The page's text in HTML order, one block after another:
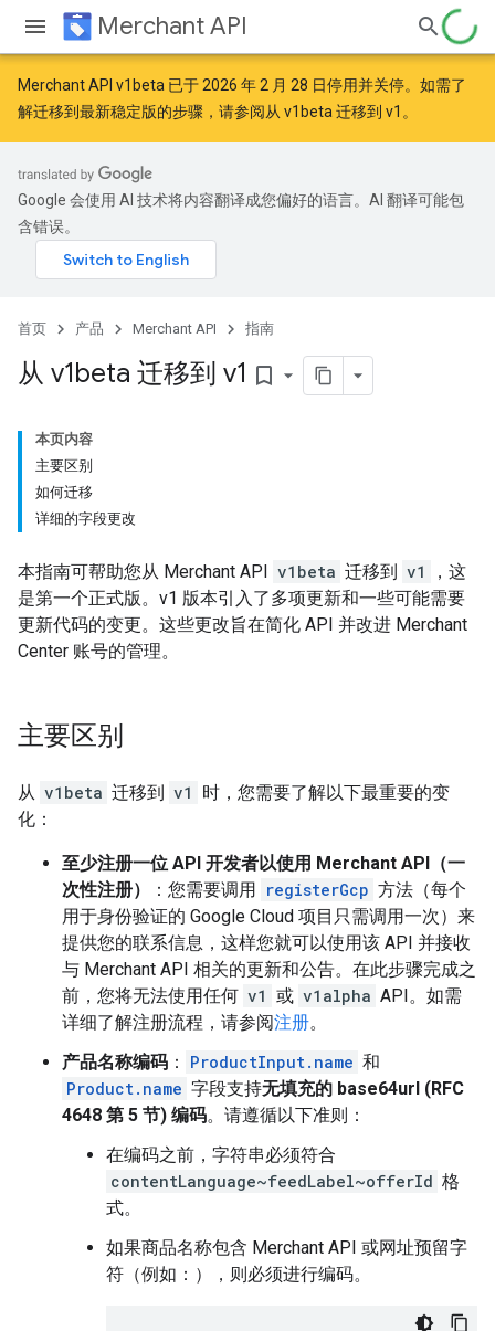
Merchant API
Merchant API v1beta 已于 2026 年 2 月 28 日停用并关停。如需了
解迁移到最新稳定版的步骤，请参阅从 v1beta 迁移到 v1 。
Google 会使用 AI 技术将内容翻译成您偏好的语言。AI 翻译可能包
含错误。
首页 产品 Merchant API 指南
从 v1beta 迁移到 v1 bookmark_border
本页内容
主要区别
如何迁移
详细的字段更改
本指南可帮助您从 Merchant API v1beta 迁移到 v1
，这
是第一个正式版。v1 版本引入了多项更新和一些可能需要
更新代码的变更。这些更改旨在简化 API 并改进 Merchant
Center 账号的管理。
主要区别
从 v1beta 迁移到 v1
时，您需要了解以下最重要的变
化：
至少注册一位 API 开发者以使用 Merchant API（一
次性注册）
：您需要调用 registerGcp 方法（每个
用于身份验证的 Google Cloud 项目只需调用一次）来
提供您的联系信息，这样您就可以使用该 API 并接收
与 Merchant API 相关的更新和公告。在此步骤完成之
前，您将无法使用任何 v1 或 v1alpha API。如需
详细了解注册流程，请参阅注册。
产品名称编码 ： ProductInput.name 和
Product.name 字段支持无填充的 base64url (RFC
4648 第 5 节) 编码。请遵循以下准则：
在编码之前，字符串必须符合
contentLanguage~feedLabel~offerId 格
式。
如果商品名称包含 Merchant API 或网址预留字
符（例如：），则必须进行编码。